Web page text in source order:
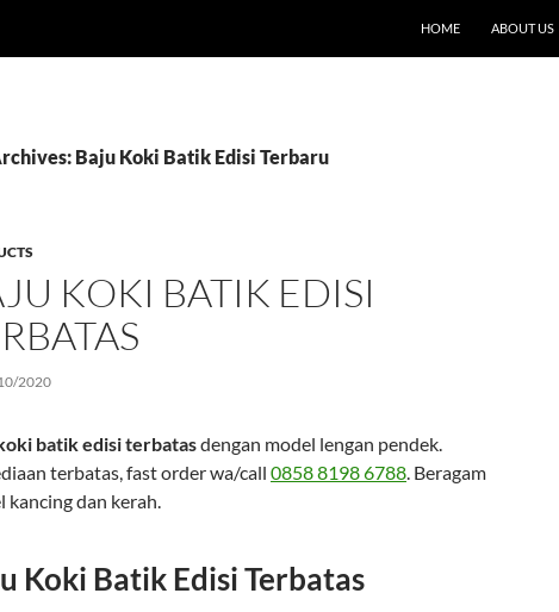
HOME
ABOUT US
Baju Koki Batik Edisi Terbaru
KOKI BATIK EDISI
2020
batik edisi terbatasdengan model lengan pendek.
terbatas, fast order wa/call 0858 8198 6788. Beragam
kancing dan kerah.
Koki Batik Edisi Terbatas